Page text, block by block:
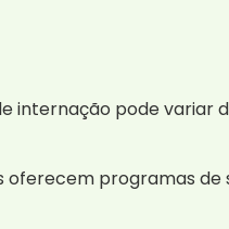
internação pode variar
oferecem programas de